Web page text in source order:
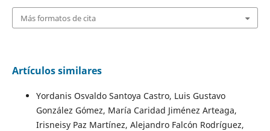
Más formatos de cita
Artículos similares
Yordanis Osvaldo Santoya Castro, Luis Gustavo
González Gómez, María Caridad Jiménez Arteaga,
Irisneisy Paz Martínez, Alejandro Falcón Rodríguez,